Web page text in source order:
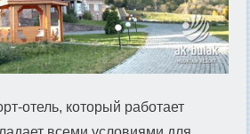
отель, который работает